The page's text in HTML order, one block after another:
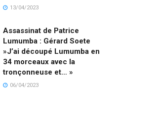
13/04/2023
Assassinat de Patrice
Lumumba : Gérard Soete
»J’ai découpé Lumumba en
34 morceaux avec la
tronçonneuse et… »
06/04/2023